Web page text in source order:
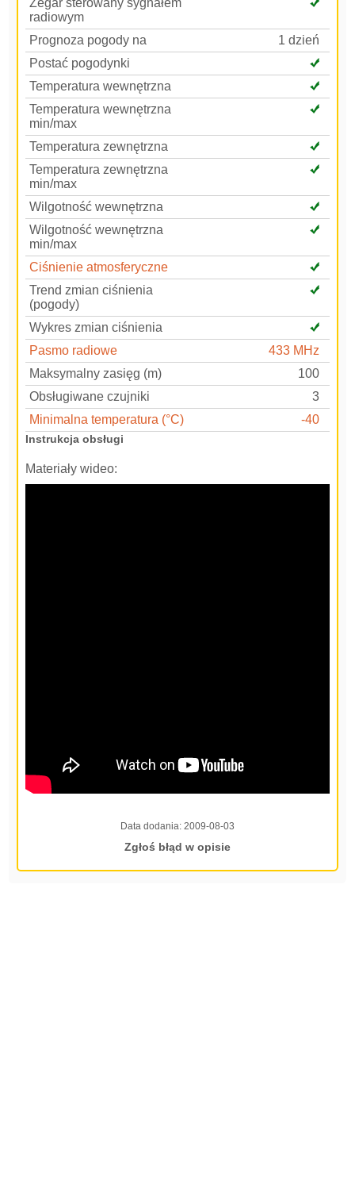
Zegar sterowany sygnałem
radiowym
Prognoza pogody na
1 dzień
Postać pogodynki
Temperatura wewnętrzna
Temperatura wewnętrzna
min/max
Temperatura zewnętrzna
Temperatura zewnętrzna
min/max
Wilgotność wewnętrzna
Wilgotność wewnętrzna
min/max
Ciśnienie atmosferyczne
Trend zmian ciśnienia
(pogody)
Wykres zmian ciśnienia
Pasmo radiowe
433 MHz
Maksymalny zasięg (m)
100
Obsługiwane czujniki
3
Minimalna temperatura (°C)
-40
Instrukcja obsługi
Materiały wideo:
Data dodania: 2009-08-03
Zgłoś błąd w opisie